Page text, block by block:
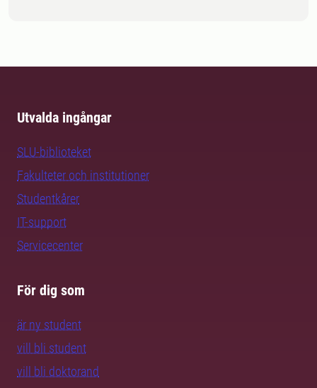
Utvalda ingångar
SLU-biblioteket
Fakulteter och institutioner
Studentkårer
IT-support
Servicecenter
För dig som
är ny student
vill bli student
vill bli doktorand